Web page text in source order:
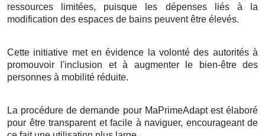
ressources limitées, puisque les dépenses liés à la
modification des espaces de bains peuvent être élevés.
Cette initiative met en évidence la volonté des autorités à
promouvoir l'inclusion et à augmenter le bien-être des
personnes à mobilité réduite.
La procédure de demande pour MaPrimeAdapt est élaboré
pour être transparent et facile à naviguer, encourageant de